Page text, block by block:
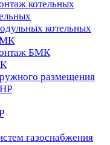
котельных
котельных
БМК
размещения
газоснабжения